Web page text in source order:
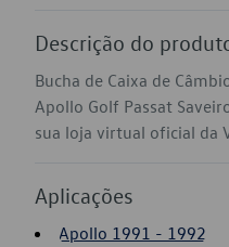
Descrição do
Bucha de Caixa de
Apollo Golf Passat
sua loja virtual oficial da
Aplicações
Apollo 1991 - 1992